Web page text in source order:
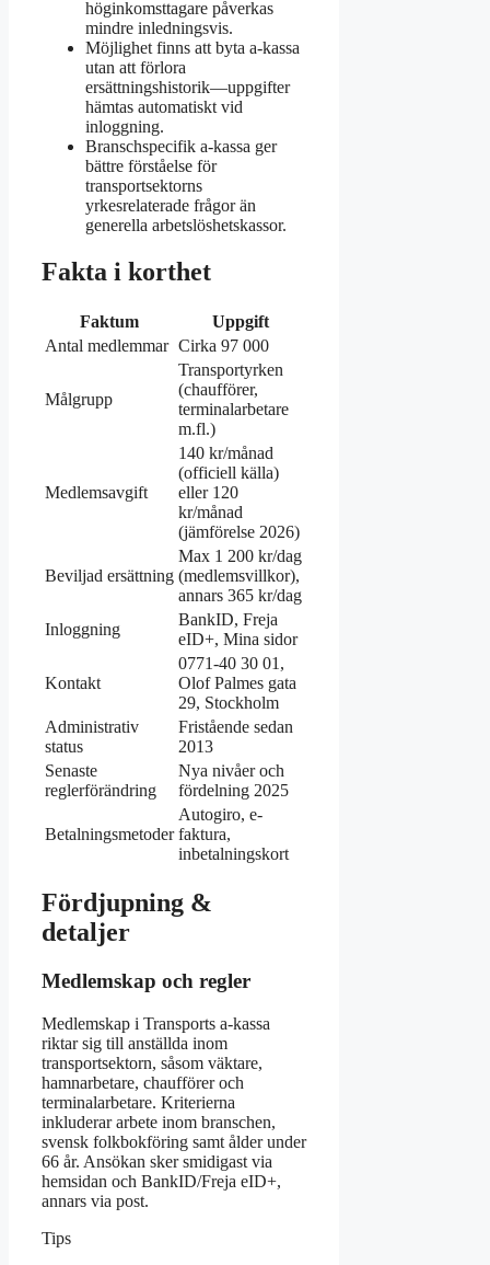
höginkomsttagare påverkas
mindre inledningsvis.
Möjlighet finns att byta a-kassa
utan att förlora
ersättningshistorik—uppgifter
hämtas automatiskt vid
inloggning.
Branschspecifik a-kassa ger
bättre förståelse för
transportsektorns
yrkesrelaterade frågor än
generella arbetslöshetskassor.
Fakta i korthet
Faktum
Uppgift
Antal medlemmar Cirka 97 000
Målgrupp
Transportyrken
(chaufförer,
terminalarbetare
m.fl.)
Medlemsavgift
140 kr/månad
(officiell källa)
eller 120
kr/månad
(jämförelse 2026)
Beviljad ersättning
Max 1 200 kr/dag
(medlemsvillkor),
annars 365 kr/dag
Inloggning
BankID, Freja
eID+, Mina sidor
Kontakt
0771-40 30 01,
Olof Palmes gata
29, Stockholm
Administrativ
status
Fristående sedan
2013
Senaste
reglerförändring
Nya nivåer och
fördelning 2025
Betalningsmetoder
Autogiro, e-
faktura,
inbetalningskort
Fördjupning &
detaljer
Medlemskap och regler
Medlemskap i Transports a-kassa
riktar sig till anställda inom
transportsektorn, såsom väktare,
hamnarbetare, chaufförer och
terminalarbetare. Kriterierna
inkluderar arbete inom branschen,
svensk folkbokföring samt ålder under
66 år. Ansökan sker smidigast via
hemsidan och BankID/Freja eID+,
annars via post.
Tips